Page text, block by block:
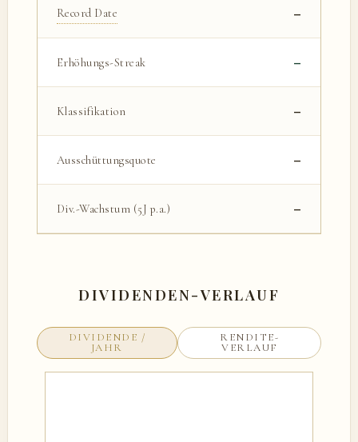
Record Date –
Erhöhungs-Streak –
Klassifikation –
Ausschüttungsquote –
Div.-Wachstum (5J p.a.) –
DIVIDENDEN-VERLAUF
DIVIDENDE /
JAHR
RENDITE-
VERLAUF